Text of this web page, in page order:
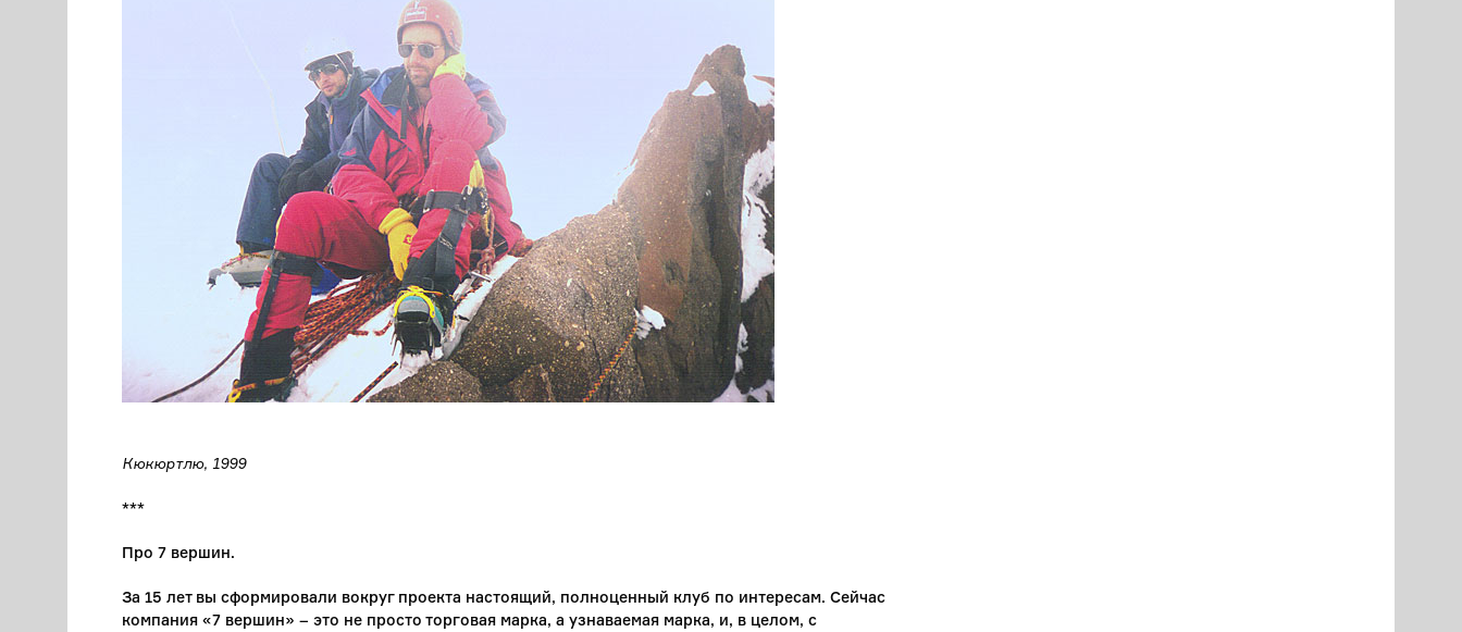
Кюкюртлю, 1999
***
Про 7 вершин.
За 15 лет вы сформировали вокруг проекта настоящий, полноценный клуб по интересам. Сейчас
компания «7 вершин» – это не просто торговая марка, а узнаваемая марка, и, в целом, с